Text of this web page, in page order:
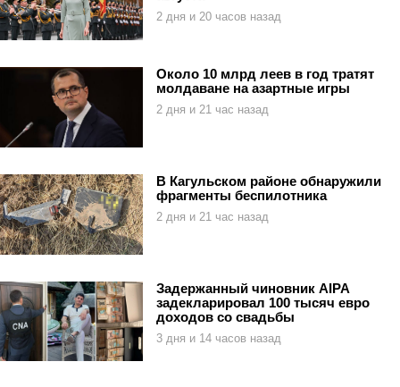
2 дня и 20 часов назад
Около 10 млрд леев в год тратят
молдаване на азартные игры
2 дня и 21 час назад
В Кагульском районе обнаружили
фрагменты беспилотника
2 дня и 21 час назад
Задержанный чиновник AIPA
задекларировал 100 тысяч евро
доходов со свадьбы
3 дня и 14 часов назад